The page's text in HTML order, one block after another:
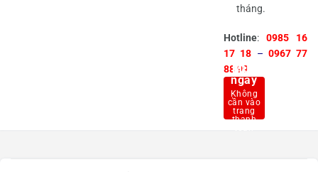
tháng.
Hotline: 0985 16
17 18 – 0967 77
88 99
Mua
ngay